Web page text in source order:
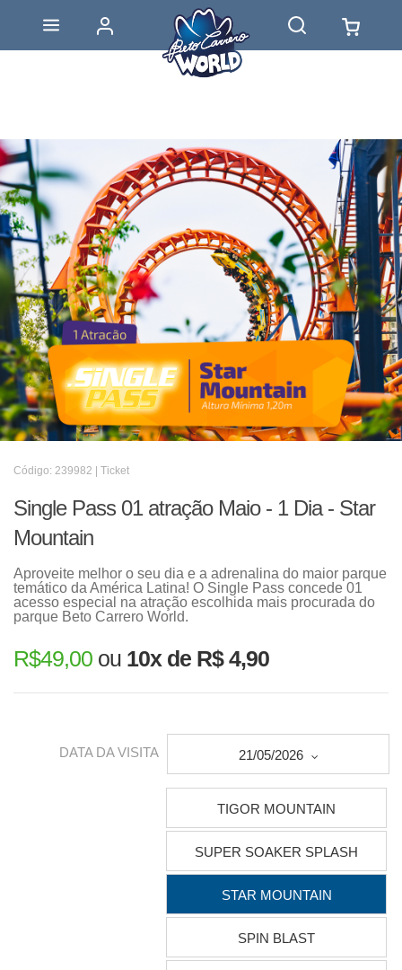
Código: 239982 | Ticket
Single Pass 01 atração Maio - 1 Dia - Star
Mountain
Aproveite melhor o seu dia e a adrenalina do maior parque
temático da América Latina! O Single Pass concede 01
acesso especial na atração escolhida mais procurada do
parque Beto Carrero World.
R$49,00 ou 10x de R$ 4,90
DATA DA VISITA 21/05/2026
TIGOR MOUNTAIN
SUPER SOAKER SPLASH
STAR MOUNTAIN
SPIN BLAST